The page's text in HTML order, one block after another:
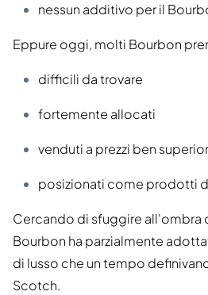
nessun additivo per il
Eppure oggi, molti Bourbon
difficili da trovare
fortemente allocati
venduti a prezzi ben
posizionati come prodotti
Cercando di sfuggire all'ombra
Bourbon ha parzialmente
di lusso che un tempo
Scotch.